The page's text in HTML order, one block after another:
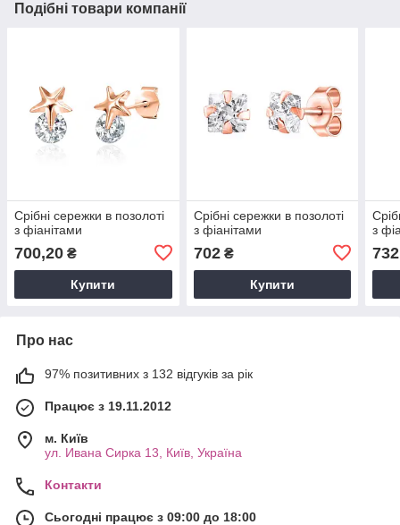
Подібні товари компанії
Срібні сережки в позолоті
з фіанітами
700,20 ₴
Купити
Срібні сережки в позолоті
з фіанітами
702₴
Купити
з
Про нас
97% позитивних з 132 відгуків за рік
Працює з 19.11.2012
м. Київ
ул. Ивана Сирка 13, Київ, Україна
Контакти
Сьогодні працює з 09:00 до 18:00